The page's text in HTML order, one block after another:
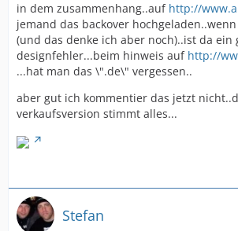
in dem zusammenhang..auf http://
jemand das backover
(und das denke ich aber noch)..ist da ein
designfehler...beim hinweis auf http://
...hat man das \".de\" vergessen..
aber gut ich kommentier das jetzt
verkaufsversion stimmt alles...
Stefan